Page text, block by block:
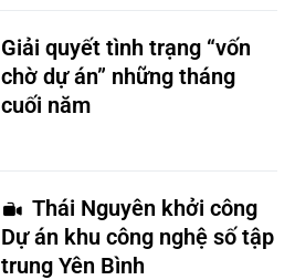
Giải quyết tình trạng “vốn
chờ dự án” những tháng
cuối năm
Thái Nguyên khởi công
Dự án khu công nghệ số tập
trung Yên Bình